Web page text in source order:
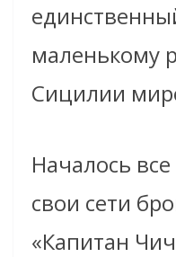
маленькому
Сицилии
Началось
свои сети
«Капитан